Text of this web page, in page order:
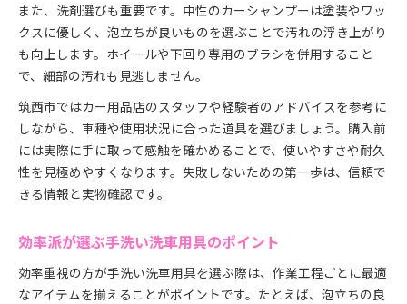
また、洗剤選びも重要です。中性のカーシャンプーは塗装やワッ
クスに優しく、泡立ちが良いものを選ぶことで汚れの浮き上がり
も向上します。ホイールや下回り専用のブラシを併用すること
で、細部の汚れも見逃しません。
筑西市ではカー用品店のスタッフや経験者のアドバイスを参考に
しながら、車種や使用状況に合った道具を選びましょう。購入前
には実際に手に取って感触を確かめることで、使いやすさや耐久
性を見極めやすくなります。失敗しないための第一歩は、信頼で
きる情報と実物確認です。
効率派が選ぶ手洗い洗車用具のポイント
効率重視の方が手洗い洗車用具を選ぶ際は、作業工程ごとに最適
なアイテムを揃えることがポイントです。たとえば、泡立ちの良